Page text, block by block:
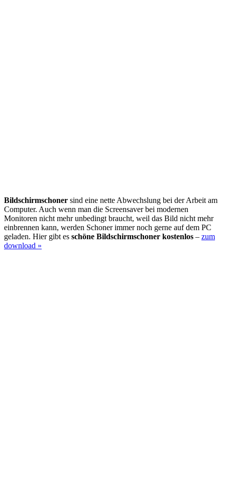
Bildschirmschoner sind eine nette Abwechslung bei der Arbeit am
Computer. Auch wenn man die Screensaver bei modernen
Monitoren nicht mehr unbedingt braucht, weil das Bild nicht mehr
einbrennen kann, werden Schoner immer noch gerne auf dem PC
geladen. Hier gibt es schöne Bildschirmschoner kostenlos – zum
download »